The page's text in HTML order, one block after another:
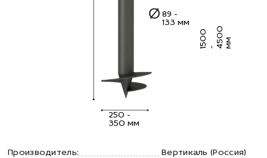
1
5
0
0 -
4
5
0 0
м м
250 -
350 мм
89 -
133 мм
Производитель: Вертикаль (Россия)